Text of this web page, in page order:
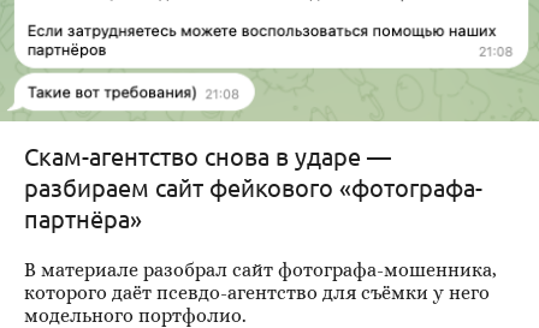
Скам-агентство снова в ударе —
разбираем сайт фейкового «фотографа-
партнёра»
В материале разобрал сайт фотографа-мошенника,
которого даёт псевдо-агентство для съёмки у него
модельного портфолио.